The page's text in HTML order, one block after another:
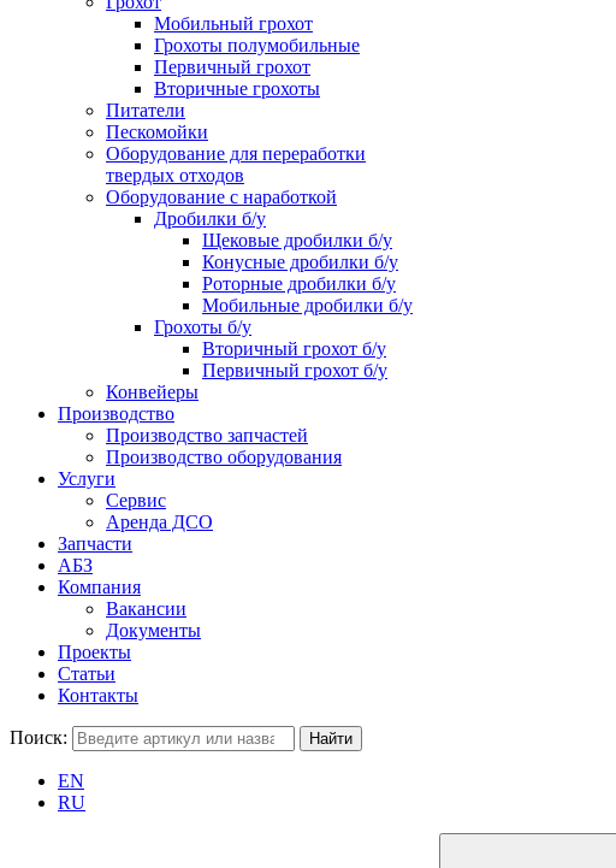
Мобильный грохот
Грохоты полумобильные
Первичный грохот
Вторичные грохоты
Питатели
Пескомойки
Оборудование для переработки
твердых отходов
Оборудование с наработкой
Дробилки б/у
Щековые дробилки б/у
Конусные дробилки б/у
Роторные дробилки б/у
Мобильные дробилки б/у
Грохоты б/у
Вторичный грохот б/у
Первичный грохот б/у
Конвейеры
Производство
Производство запчастей
Производство оборудования
Услуги
Сервис
Аренда ДСО
Запчасти
АБЗ
Компания
Вакансии
Документы
Проекты
Статьи
Контакты
Поиск:
EN
RU